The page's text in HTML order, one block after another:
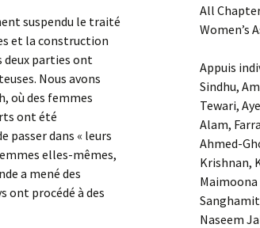
suspendu le traité
et la construction
deux parties ont
Nous avons
où des femmes
ont été
passer dans « leurs
elles-mêmes,
a mené des
ont procédé à des
All
Women’s
Appuis
Sindhu,
Tewari,
Alam,
Ahmed-
Krishnan,
Maimoona
Naseem